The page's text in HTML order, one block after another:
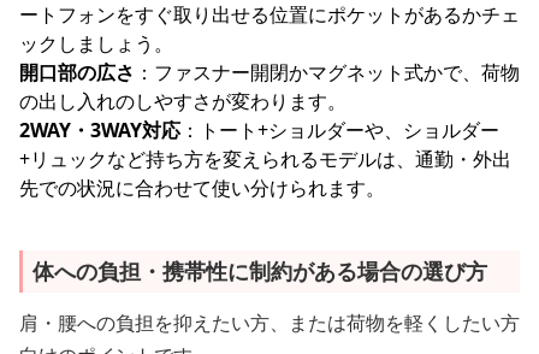
ートフォンをすぐ取り出せる位置にポケットがあるかチェ
ックしましょう。
開口部の広さ ：ファスナー開閉かマグネット式かで、荷物
の出し入れのしやすさが変わります。
2WAY・3WAY対応 ：トート+ショルダーや、ショルダー
+リュックなど持ち方を変えられるモデルは、通勤・外出
先での状況に合わせて使い分けられます。
体への負担・携帯性に制約がある場合の選び方
肩・腰への負担を抑えたい方、または荷物を軽くしたい方